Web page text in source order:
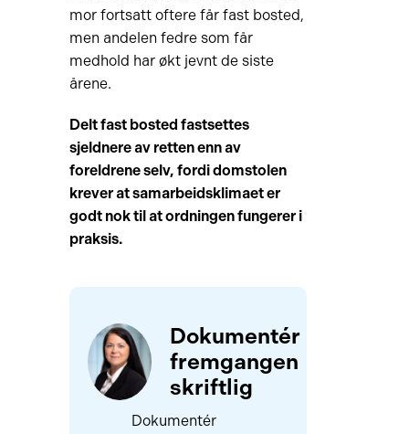
mor fortsatt oftere får fast bosted,
men andelen fedre som får
medhold har økt jevnt de siste
årene.
Delt fast bosted fastsettes
sjeldnere av retten enn av
foreldrene selv, fordi domstolen
krever at samarbeidsklimaet er
godt nok til at ordningen fungerer i
praksis.
Dokumentér
fremgangen
skriftlig
Dokumentér